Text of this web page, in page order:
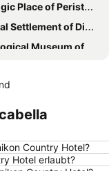
Place of Peristeria
of Dimitsana
Museum of Olympia
Country Hotel?
Hotel erlaubt?